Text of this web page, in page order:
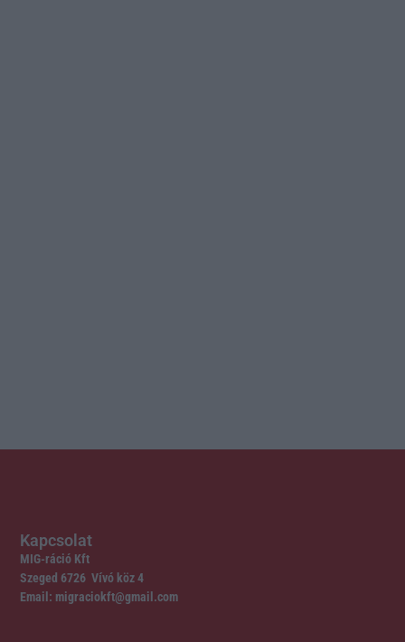
Kapcsolat
MIG-ráció Kft
Szeged 6726 Vívó köz 4
Email: migraciokft@gmail.com